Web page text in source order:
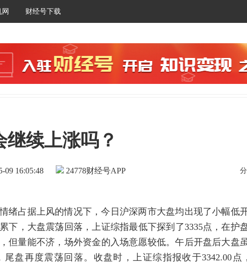
财经号下载
继续上涨吗？
财经号APP
09 16:05:48 24778
绪占据上风的情况下，今日沪深两市大盘均出现了小幅低
下，大盘震荡回落，上证综指最低下探到了3335点，在护
但量能不济，场外资金的入场意愿较低。午后开盘后大盘
盘再度震荡回落。收盘时，上证综指报收于3342.00点